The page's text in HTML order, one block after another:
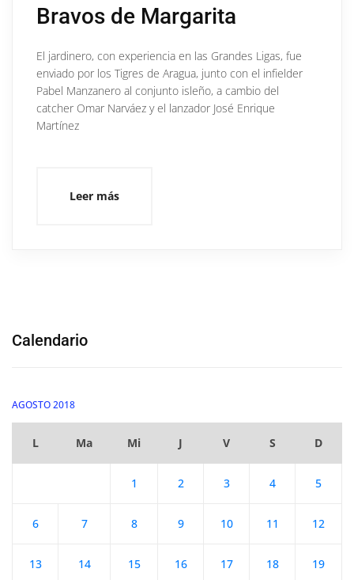
Bravos de Margarita
El jardinero, con experiencia en las Grandes Ligas, fue
enviado por los Tigres de Aragua, junto con el infielder
Pabel Manzanero al conjunto isleño, a cambio del
catcher Omar Narváez y el lanzador José Enrique
Martínez
Leer más
Calendario
AGOSTO 2018
L Ma Mi J V S D
1 2 3 4 5
6 7 8 9 10 11 12
13 14 15 16 17 18 19